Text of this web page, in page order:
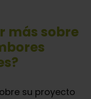
más sobre
su proyecto